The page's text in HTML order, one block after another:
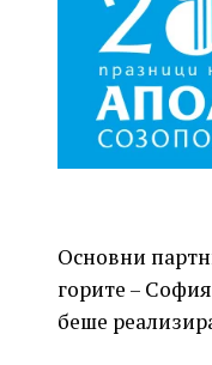
Основни
горите –
беше